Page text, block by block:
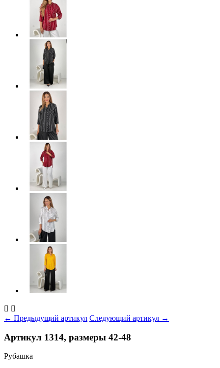
 
← Предыдущий артикул Следующий артикул →
Артикул 1314, размеры 42-48
Рубашка